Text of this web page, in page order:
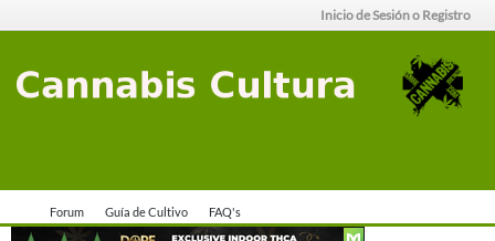
Inicio de Sesión o Registro
Forum Guía de Cultivo FAQ's